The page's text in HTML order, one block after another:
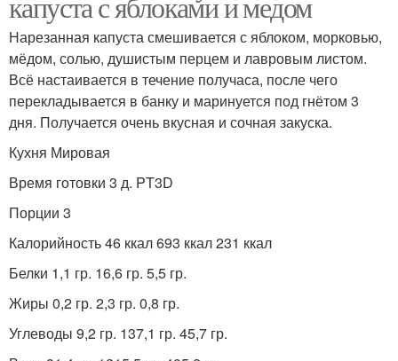
Нарезанная капуста смешивается с яблоком, морковью,
мёдом, солью, душистым перцем и лавровым листом.
Всё настаивается в течение получаса, после чего
перекладывается в банку и маринуется под гнётом 3
дня. Получается очень вкусная и сочная закуска.
Кухня Мировая
Время готовки 3 д. PT3D
Порции 3
Калорийность 46 ккал 693 ккал 231 ккал
Белки 1,1 гр. 16,6 гр. 5,5 гр.
Жиры 0,2 гр. 2,3 гр. 0,8 гр.
Углеводы 9,2 гр. 137,1 гр. 45,7 гр.